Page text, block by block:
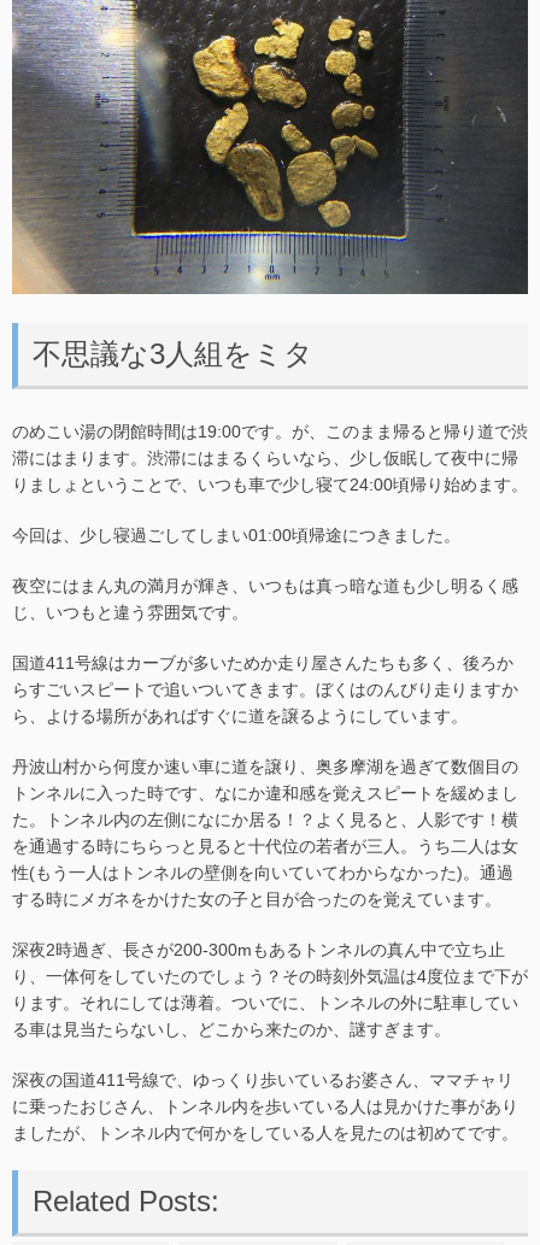
不思議な3人組をミタ
のめこい湯の閉館時間は19:00です。が、このまま帰ると帰り道で渋
滞にはまります。渋滞にはまるくらいなら、少し仮眠して夜中に帰
りましょということで、いつも車で少し寝て24:00頃帰り始めます。
今回は、少し寝過ごしてしまい01:00頃帰途につきました。
夜空にはまん丸の満月が輝き、いつもは真っ暗な道も少し明るく感
じ、いつもと違う雰囲気です。
国道411号線はカーブが多いためか走り屋さんたちも多く、後ろか
らすごいスピートで追いついてきます。ぼくはのんびり走りますか
ら、よける場所があればすぐに道を譲るようにしています。
丹波山村から何度か速い車に道を譲り、奥多摩湖を過ぎて数個目の
トンネルに入った時です、なにか違和感を覚えスピートを緩めまし
た。トンネル内の左側になにか居る！？よく見ると、人影です！横
を通過する時にちらっと見ると十代位の若者が三人。うち二人は女
性(もう一人はトンネルの壁側を向いていてわからなかった)。通過
する時にメガネをかけた女の子と目が合ったのを覚えています。
深夜2時過ぎ、長さが200-300mもあるトンネルの真ん中で立ち止
り、一体何をしていたのでしょう？その時刻外気温は4度位まで下が
ります。それにしては薄着。ついでに、トンネルの外に駐車してい
る車は見当たらないし、どこから来たのか、謎すぎます。
深夜の国道411号線で、ゆっくり歩いているお婆さん、ママチャリ
に乗ったおじさん、トンネル内を歩いている人は見かけた事があり
ましたが、トンネル内で何かをしている人を見たのは初めてです。
Related Posts: